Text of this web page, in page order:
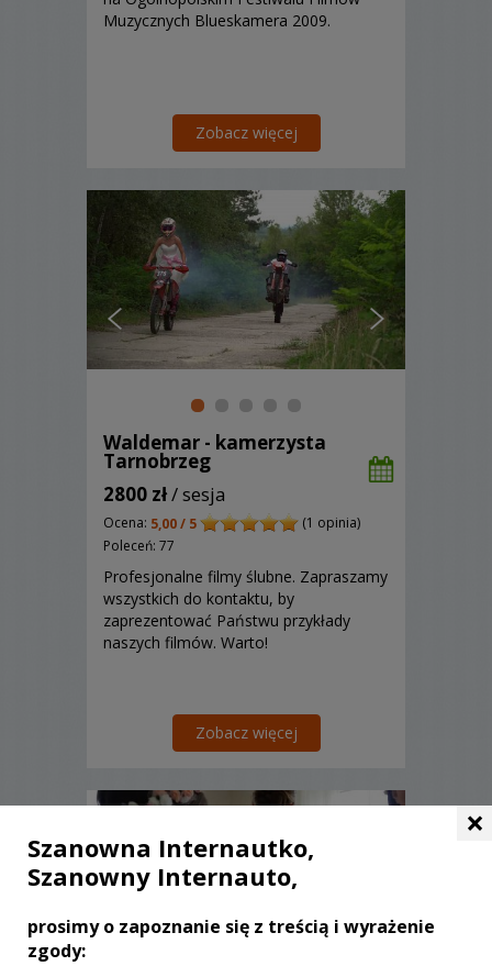
Muzycznych Blueskamera 2009.
Zobacz więcej
Waldemar - kamerzysta
Tarnobrzeg
2800 zł/ sesja
Ocena: 5,00 / 5
(1 opinia)
Poleceń: 77
Profesjonalne filmy ślubne. Zapraszamy
wszystkich do kontaktu, by
zaprezentować Państwu przykłady
naszych filmów. Warto!
Zobacz więcej
×
Szanowna Internautko,
Szanowny Internauto,
prosimy o zapoznanie się z treścią i wyrażenie
zgody: